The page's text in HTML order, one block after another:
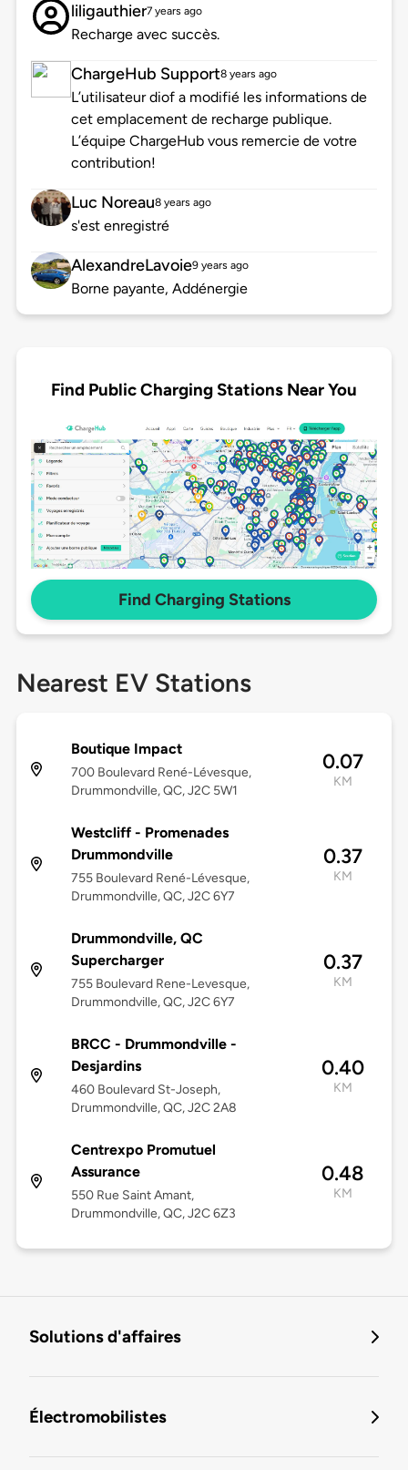
liligauthier7 years ago
Recharge avec succès.
ChargeHub Support8 years ago
L’utilisateur diof a modifié les informations de
cet emplacement de recharge publique.
L’équipe ChargeHub vous remercie de votre
contribution!
Luc Noreau8 years ago
s'est enregistré
AlexandreLavoie9 years ago
Borne payante, Addénergie
Find Public Charging Stations Near You
Find Charging Stations
Nearest EV Stations
Boutique Impact
700 Boulevard René-Lévesque,
Drummondville, QC, J2C 5W1
0.07
KM
Westcliff - Promenades
Drummondville
755 Boulevard René-Lévesque,
Drummondville, QC, J2C 6Y7
0.37
KM
Drummondville, QC
Supercharger
755 Boulevard Rene-Levesque,
Drummondville, QC, J2C 6Y7
0.37
KM
BRCC - Drummondville -
Desjardins
460 Boulevard St-Joseph,
Drummondville, QC, J2C 2A8
0.40
KM
Centrexpo Promutuel
Assurance
550 Rue Saint Amant,
Drummondville, QC, J2C 6Z3
0.48
KM
Solutions d'affaires
Électromobilistes